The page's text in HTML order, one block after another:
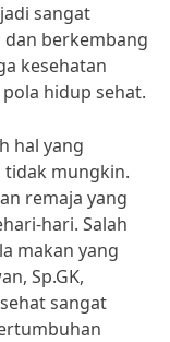
sangat
berkembang
kesehatan
hidup sehat.
hal yang
tidak mungkin.
remaja yang
hari. Salah
makan yang
Sp.GK,
sangat